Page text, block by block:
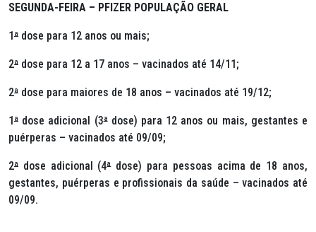
SEGUNDA-FEIRA – PFIZER POPULAÇÃO GERAL
1ª dose para 12 anos ou mais;
2ª dose para 12 a 17 anos – vacinados até 14/11;
2ª dose para maiores de 18 anos – vacinados até 19/12;
1ª dose adicional (3ªdose) para 12 anos ou mais, gestantes e
puérperas – vacinados até 09/09;
2ª dose adicional (4ªdose) para pessoas acima de 18 anos,
gestantes, puérperas e profissionais da saúde – vacinados até
09/09.